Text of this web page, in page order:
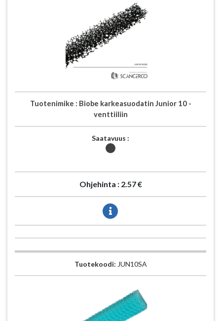
Tuotenimike : Biobe karkeasuodatin Junior 10 -
venttiiliin
Saatavuus :
Ohjehinta : 2.57 €
Tuotekoodi: JUN10SA